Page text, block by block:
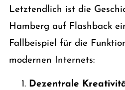
Letztendlich ist die
Hamberg auf Flashback
Fallbeispiel für die
modernen Internets:
Dezentrale